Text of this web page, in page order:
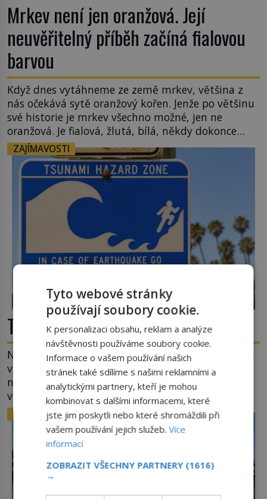
Mrkev není jen oranžová. Její
neuvěřitelný příběh začíná fialovou
barvou
Když dnes vytáhneme ze země mrkev, většina z
nás očekává sytě oranžový kořen. Jenže po většinu
své historie je mrkev všechno možné, jen ne
oranžová. Je fialová, žlutá, bílá, někdy dokonce
téměř černá. Až díky stovkám let pečlivého
šlechtění se z ní stává zelenina, bez které si českou
zahradu ani nedokážeme představit. Její příběh je
ZAJÍMAVOSTI
Tsunami: Když voda udeří pěstí!
Nejprve špetka školometské teorie. Výraz tsunami
vznikl spojením japonských slov tsu (přístav) a
nami (vlna). Jedná se o dlouhou vlnu, která je na
volném moři takřka nepostřehnutelná. Ačkoli je
vlnová délka tsunami i 300 kilometrů, výška vlny
na volném moři je maximálně 1,5 metru. Máme se
podobné obří vlny obávat i v Evropě? Vznik
tsunami si […]
ZAJÍMAVOSTI
Tyto webové stránky
používají soubory cookie.
K personalizaci obsahu, reklam a analýze
návštěvnosti používáme soubory cookie.
Informace o vašem používání našich
stránek také sdílíme s našimi reklamními a
analytickými partnery, kteří je mohou
kombinovat s dalšími informacemi, které
jste jim poskytli nebo které shromáždili při
vašem používání jejich služeb.Více
informací
ZOBRAZIT VŠECHNY PARTNERY (1616)
→